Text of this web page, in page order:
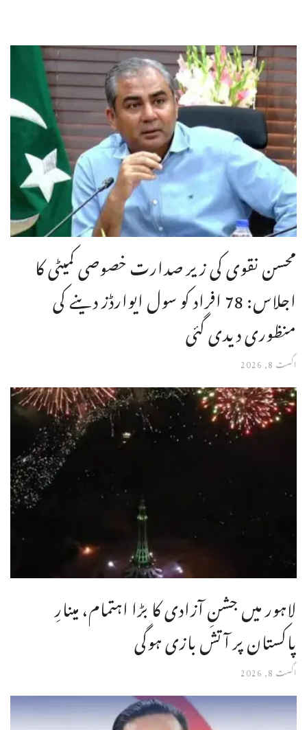
محسن نقوی کی زیر صدارت خصوصی کمیٹی کا
اجلاس: 78 افراد کو سول ایوارڈز دینے کی
منظوری دیدی گئی
اگست 8, 2026
لاہور میں جشنِ آزادی کا بڑا اہتمام، مینارِ
پاکستان پر آتش بازی ہوگی
اگست 8, 2026